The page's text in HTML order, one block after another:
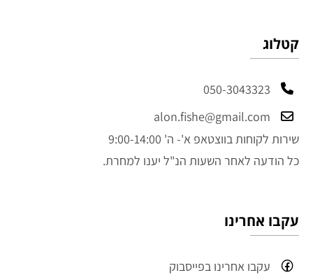
קטלוג
050-3043323
alon.fishe@gmail.com
שירות לקוחות בווצטאפ א'- ה' 9:00-14:00
כל הודעה לאחר השעות הנ"ל יענו למחרת.
עקבו אחרינו
עקבו אחרינו בפייסבוק